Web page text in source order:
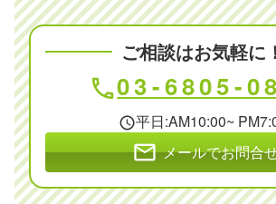
ご相談はお気軽に！
phone03-6805-
schedule平日:AM10:00~
mail メールでお問合